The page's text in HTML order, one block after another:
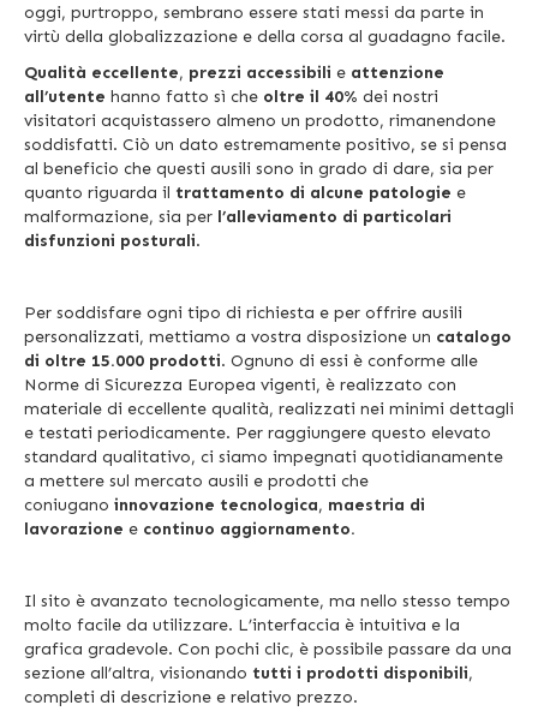
oggi, purtroppo, sembrano essere stati messi da parte in
virtù della globalizzazione e della corsa al guadagno facile.
Qualità eccellente, prezzi accessibili e attenzione
all’utente hanno fatto sì che oltre il 40% dei nostri
visitatori acquistassero almeno un prodotto, rimanendone
soddisfatti. Ciò un dato estremamente positivo, se si pensa
al beneficio che questi ausili sono in grado di dare, sia per
quanto riguarda il trattamento di alcune patologie e
malformazione, sia per l’alleviamento di particolari
disfunzioni posturali.
Per soddisfare ogni tipo di richiesta e per offrire ausili
personalizzati, mettiamo a vostra disposizione un catalogo
di oltre 15.000 prodotti. Ognuno di essi è conforme alle
Norme di Sicurezza Europea vigenti, è realizzato con
materiale di eccellente qualità, realizzati nei minimi dettagli
e testati periodicamente. Per raggiungere questo elevato
standard qualitativo, ci siamo impegnati quotidianamente
a mettere sul mercato ausili e prodotti che
coniugano innovazione tecnologica, maestria di
lavorazione e continuo aggiornamento.
Il sito è avanzato tecnologicamente, ma nello stesso tempo
molto facile da utilizzare. L’interfaccia è intuitiva e la
grafica gradevole. Con pochi clic, è possibile passare da una
sezione all’altra, visionando tutti i prodotti disponibili,
completi di descrizione e relativo prezzo.